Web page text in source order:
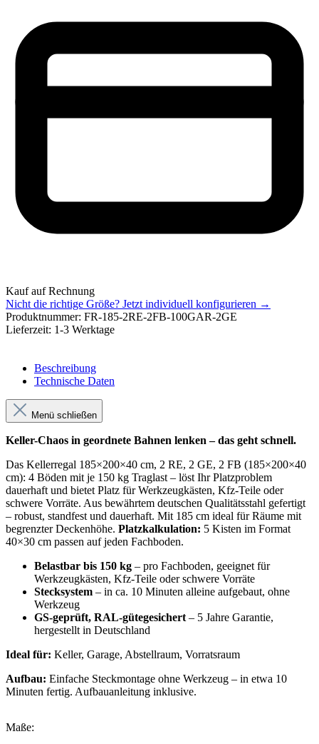
Kauf auf Rechnung
Nicht die richtige Größe? Jetzt individuell konfigurieren →
Produktnummer: FR-185-2RE-2FB-100GAR-2GE
Lieferzeit: 1-3 Werktage
Beschreibung
Technische Daten
Menü schließen
Keller-Chaos in geordnete Bahnen lenken – das geht schnell.
Das Kellerregal 185×200×40 cm, 2 RE, 2 GE, 2 FB (185×200×40
cm): 4 Böden mit je 150 kg Traglast – löst Ihr Platzproblem
dauerhaft und bietet Platz für Werkzeugkästen, Kfz-Teile oder
schwere Vorräte. Aus bewährtem deutschen Qualitätsstahl gefertigt
– robust, standfest und dauerhaft. Mit 185 cm ideal für Räume mit
begrenzter Deckenhöhe. Platzkalkulation: 5 Kisten im Format
40×30 cm passen auf jeden Fachboden.
Belastbar bis 150 kg – pro Fachboden, geeignet für
Werkzeugkästen, Kfz-Teile oder schwere Vorräte
Stecksystem – in ca. 10 Minuten alleine aufgebaut, ohne
Werkzeug
GS-geprüft, RAL-gütegesichert– 5 Jahre Garantie,
hergestellt in Deutschland
Ideal für: Keller, Garage, Abstellraum, Vorratsraum
Aufbau: Einfache Steckmontage ohne Werkzeug – in etwa 10
Minuten fertig. Aufbauanleitung inklusive.
Maße: